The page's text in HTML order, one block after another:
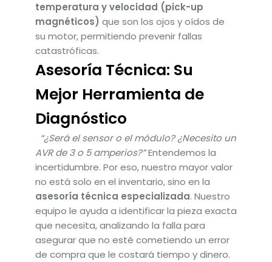
temperatura y velocidad (pick-up
magnéticos) que son los ojos y oídos de
su motor, permitiendo prevenir fallas
catastróficas.
Asesoría Técnica: Su
Mejor Herramienta de
Diagnóstico
“¿Será el sensor o el módulo? ¿Necesito un
AVR de 3 o 5 amperios?”Entendemos la
incertidumbre. Por eso, nuestro mayor valor
no está solo en el inventario, sino en la
asesoría técnica especializada. Nuestro
equipo le ayuda a identificar la pieza exacta
que necesita, analizando la falla para
asegurar que no esté cometiendo un error
de compra que le costará tiempo y dinero.